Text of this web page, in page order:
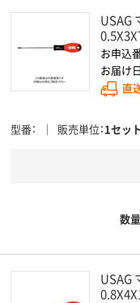
USAG
お申込
お届け日
直
型番 販売単位 1セッ
数量
USAG